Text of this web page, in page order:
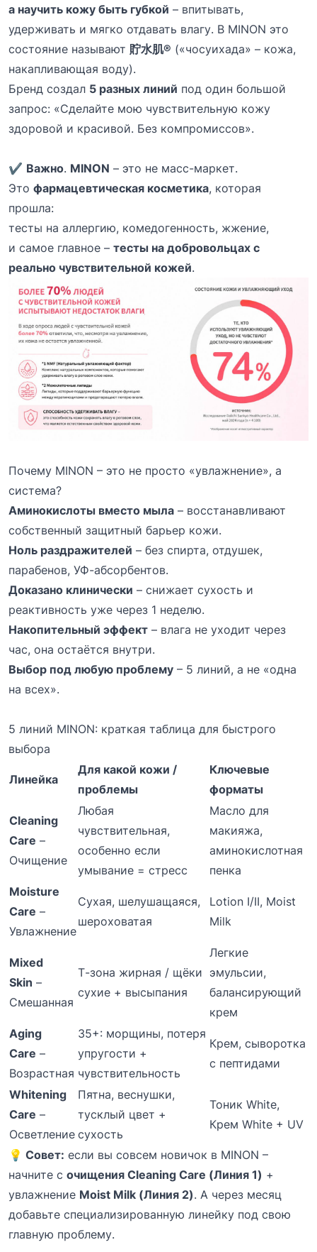
а научить кожу быть губкой – впитывать,
удерживать и мягко отдавать влагу. В MINON это
состояние называют 貯水肌® («чосуихада» – кожа,
накапливающая воду).
Бренд создал 5 разных линий под один большой
запрос: «Сделайте мою чувствительную кожу
здоровой и красивой. Без компромиссов».
✔️ Важно. MINON – это не масс-маркет.
Это фармацевтическая косметика, которая
прошла:
тесты на аллергию, комедогенность, жжение,
и самое главное – тесты на добровольцах с
реально чувствительной кожей.
Почему MINON – это не просто «увлажнение», а
система?
Аминокислоты вместо мыла – восстанавливают
собственный защитный барьер кожи.
Ноль раздражителей – без спирта, отдушек,
парабенов, УФ-абсорбентов.
Доказано клинически – снижает сухость и
реактивность уже через 1 неделю.
Накопительный эффект – влага не уходит через
час, она остаётся внутри.
Выбор под любую проблему – 5 линий, а не «одна
на всех».
5 линий MINON: краткая таблица для быстрого
выбора
Линейка
Для какой кожи /
проблемы
Ключевые
форматы
Cleaning
Care –
Очищение
Любая
чувствительная,
особенно если
умывание = стресс
Масло для
макияжа,
аминокислотная
пенка
Moisture
Care –
Увлажнение
Сухая, шелушащаяся,
шероховатая
Lotion I/II, Moist
Milk
Mixed
Skin –
Смешанная
Т-зона жирная / щёки
сухие + высыпания
Легкие
эмульсии,
балансирующий
крем
Aging
Care –
Возрастная
35+: морщины, потеря
упругости +
чувствительность
Крем, сыворотка
с пептидами
Whitening
Care –
Осветление
Пятна, веснушки,
тусклый цвет +
сухость
Тоник White,
Крем White + UV
💡 Совет: если вы совсем новичок в MINON –
начните с очищения Cleaning Care (Линия 1) +
увлажнение Moist Milk (Линия 2). А через месяц
добавьте специализированную линейку под свою
главную проблему.